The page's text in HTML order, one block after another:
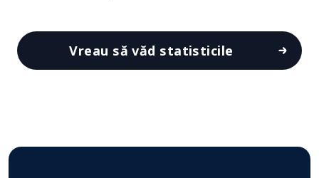
Vreau să văd statisticile